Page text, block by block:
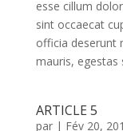
esse cillum
sint occaecat
officia
mauris, egestas
ARTICLE 5
par | Fév 20,